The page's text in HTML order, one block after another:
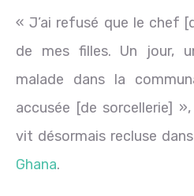
« J’ai refusé que le chef
de mes filles. Un jour,
malade dans la
accusée [de sorcellerie]
vit désormais recluse
Ghana.